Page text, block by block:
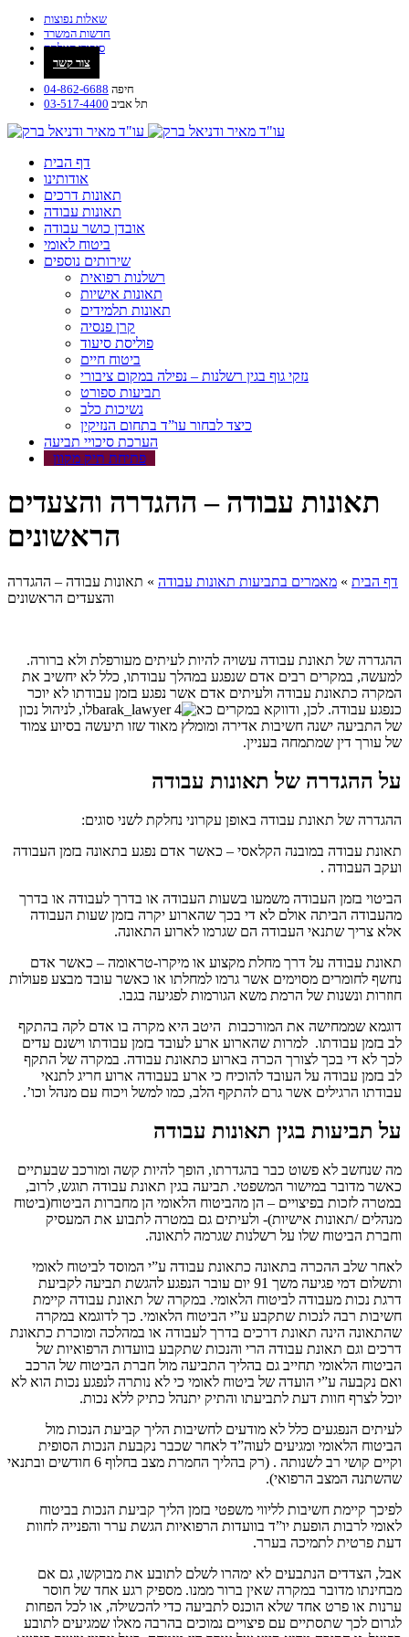
שאלות נפוצות
חדשות המשרד
סיפורי הצלחה
צור קשר
חיפה 04-862-6688
תל אביב 03-517-4400
דף הבית
אודותינו
תאונות דרכים
תאונות עבודה
אובדן כושר עבודה
ביטוח לאומי
שירותים נוספים
רשלנות רפואית
תאונות אישיות
תאונות תלמידים
קרן פנסיה
פוליסת סיעוד
ביטוח חיים
נזקי גוף בגין רשלנות – נפילה במקום ציבורי
תביעות ספורט
נשיכות כלב
כיצד לבחור עו”ד בתחום הנזיקין
הערכת סיכויי תביעה
פתיחת תיק מקוון
תאונות עבודה – ההגדרה והצעדים
הראשונים
דף הבית » מאמרים בתביעות תאונות עבודה » תאונות עבודה – ההגדרה
והצעדים הראשונים
ההגדרה של תאונת עבודה עשויה להיות לעיתים מעורפלת ולא ברורה.
למעשה, במקרים רבים אדם שנפגע במהלך עבודתו, כלל לא יחשיב את
המקרה כתאונת עבודה ולעיתים אדם אשר נפגע בזמן עבודתו לא יוכר
כנפגע עבודה. לכן, ודווקא במקרים כא
לו, לניהול נכון
של התביעה ישנה חשיבות אדירה ומומלץ מאוד שזו תיעשה בסיוע צמוד
של עורך דין שמתמחה בעניין.
על ההגדרה של תאונות עבודה
ההגדרה של תאונת עבודה באופן עקרוני נחלקת לשני סוגים:
תאונת עבודה במובנה הקלאסי – כאשר אדם נפגע בתאונה בזמן העבודה
ועקב העבודה .
הביטוי בזמן העבודה משמעו בשעות העבודה או בדרך לעבודה או בדרך
מהעבודה הביתה אולם לא די בכך שהארוע יקרה בזמן שעות העבודה
אלא צריך שתנאי העבודה הם שגרמו לארוע התאונה.
תאונת עבודה על דרך מחלת מקצוע או מיקרו-טראומה – כאשר אדם
נחשף לחומרים מסוימים אשר גרמו למחלתו או כאשר עובד מבצע פעולות
חוזרות ונשנות של הרמת משא הגורמות לפגיעה בגבו.
דוגמא שממחישה את המורכבות היטב היא מקרה בו אדם לקה בהתקף
לב בזמן עבודתו. למרות שהארוע ארע לעובד בזמן עבודתו וישנם עדים
לכך לא די בכך לצורך הכרה בארוע כתאונת עבודה. במקרה של התקף
לב בזמן עבודה על העובד להוכיח כי ארע בעבודה ארוע חריג לתנאי
עבודתו הרגילים אשר גרם להתקף הלב, כמו למשל ויכוח עם מנהל וכו’.
על תביעות בגין תאונות עבודה
מה שנחשב לא פשוט כבר בהגדרתו, הופך להיות קשה ומורכב שבעתיים
כאשר מדובר במישור המשפטי. תביעה בגין תאונת עבודה תוגש, לרוב,
במטרה לזכות בפיצויים – הן מהביטוח הלאומי הן מחברות הביטוח(ביטוח
מנהלים /תאונות אישיות)- ולעיתים גם במטרה לתבוע את המעסיק
וחברת הביטוח שלו על רשלנות שגרמה לתאונה.
לאחר שלב ההכרה בתאונה כתאונת עבודה ע”י המוסד לביטוח לאומי
ותשלום דמי פגיעה משך 91 יום עובר הנפגע להגשת תביעה לקביעת
דרגת נכות מעבודה לביטוח הלאומי. במקרה של תאונת עבודה קיימת
חשיבות רבה לנכות שתקבע ע”י הביטוח הלאומי. כך לדוגמא במקרה
שהתאונה הינה תאונת דרכים בדרך לעבודה או במהלכה ומוכרת כתאונת
דרכים וגם תאונת עבודה הרי והנכות שתקבע בוועדות הרפואיות של
הביטוח הלאומי תחייב גם בהליך התביעה מול חברת הביטוח של הרכב
ואם נקבעה ע”י הועדה של ביטוח לאומי כי לא נותרה לנפגע נכות הוא לא
יוכל לצרף חוות דעת לתביעתו והתיק יתנהל כתיק ללא נכות.
לעיתים הנפגעים כלל לא מודעים לחשיבות הליך קביעת הנכות מול
הביטוח הלאומי ומגיעים לעוה”ד לאחר שכבר נקבעת הנכות הסופית
וקיים קושי רב לשנותה . (רק בהליך החמרת מצב בחלוף 6 חודשים ובתנאי
שהשתנה המצב הרפואי).
לפיכך קיימת חשיבות לליווי משפטי בזמן הליך קביעת הנכות בביטוח
לאומי לרבות הופעת יו”ד בוועדות הרפואיות הגשת ערר והפנייה לחוות
דעת פרטית לתמיכה בערר.
אבל, הצדדים הנתבעים לא ימהרו לשלם לתובע את מבוקשו, גם אם
מבחינתו מדובר במקרה שאין ברור ממנו. מספיק רגע אחד של חוסר
ערנות או פרט אחד שלא הוכנס לתביעה כדי להכשילה, או לכל הפחות
לגרום לכך שתסתיים עם פיצויים נמוכים בהרבה מאלו שמגיעים לתובע